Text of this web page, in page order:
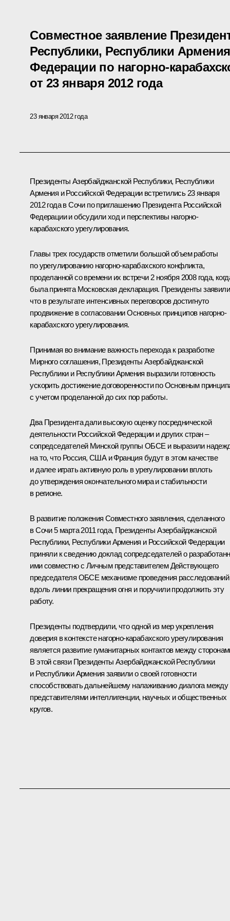
Совместное заявление
Республики, Республики
Федерации по нагорно-
от 23 января 2012 года
23 января 2012 года
Президенты Азербайджанской Республики, Республики
Армения и Российской Федерации встретились 23 января
2012 года в Сочи по приглашению Президента Российской
Федерации и обсудили ход и перспективы нагорно-
карабахского урегулирования.
Главы трех государств отметили большой объем работы
по урегулированию нагорно-карабахского конфликта,
проделанной со времени их встречи 2 ноября 2008 года,
была принята Московская декларация. Президенты
что в результате интенсивных переговоров достигнуто
продвижение в согласовании Основных принципов нагорно-
карабахского урегулирования.
Принимая во внимание важность перехода к разработке
Мирного соглашения, Президенты Азербайджанской
Республики и Республики Армения выразили готовность
ускорить достижение договоренности по Основным
с учетом проделанной до сих пор работы.
Два Президента дали высокую оценку посреднической
деятельности Российской Федерации и других стран –
сопредседателей Минской группы ОБСЕ и выразили
на то, что Россия, США и Франция будут в этом качестве
и далее играть активную роль в урегулировании вплоть
до утверждения окончательного мира и стабильности
в регионе.
В развитие положения Совместного заявления, сделанного
в Сочи 5 марта 2011 года, Президенты Азербайджанской
Республики, Республики Армения и Российской Федерации
приняли к сведению доклад сопредседателей о
ими совместно с Личным представителем Действующего
председателя ОБСЕ механизме проведения расследований
вдоль линии прекращения огня и поручили продолжить эту
работу.
Президенты подтвердили, что одной из мер укрепления
доверия в контексте нагорно-карабахского урегулирования
является развитие гуманитарных контактов между
В этой связи Президенты Азербайджанской Республики
и Республики Армения заявили о своей готовности
способствовать дальнейшему налажи­ванию диалога между
представителями интеллигенции, научных и общественных
кругов.